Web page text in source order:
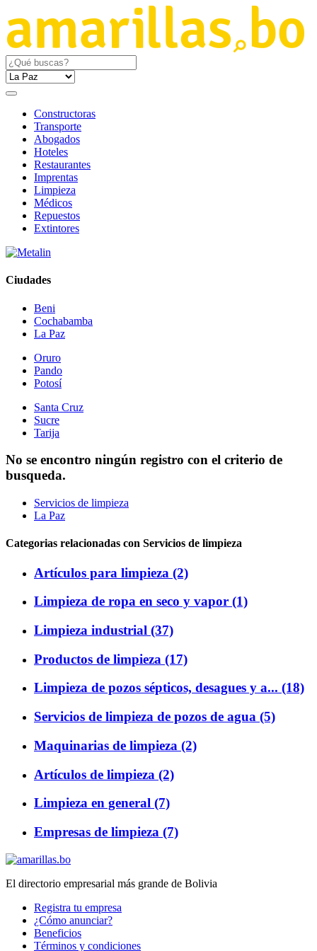
Constructoras
Transporte
Abogados
Hoteles
Restaurantes
Imprentas
Limpieza
Médicos
Repuestos
Extintores
Ciudades
Beni
Cochabamba
La Paz
Oruro
Pando
Potosí
Santa Cruz
Sucre
Tarija
No se encontro ningún registro con el criterio de
busqueda.
Servicios de limpieza
La Paz
Categorias relacionadas con Servicios de limpieza
Artículos para limpieza (2)
Limpieza de ropa en seco y vapor (1)
Limpieza industrial (37)
Productos de limpieza (17)
Limpieza de pozos sépticos, desagues y a... (18)
Servicios de limpieza de pozos de agua (5)
Maquinarias de limpieza (2)
Artículos de limpieza (2)
Limpieza en general (7)
Empresas de limpieza (7)
El directorio empresarial más grande de Bolivia
Registra tu empresa
¿Cómo anunciar?
Beneficios
Términos y condiciones